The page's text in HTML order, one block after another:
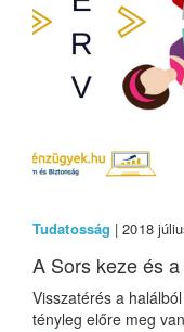
Tudatosság | 2018
A Sors keze és
Visszatérés a
tényleg előre meg